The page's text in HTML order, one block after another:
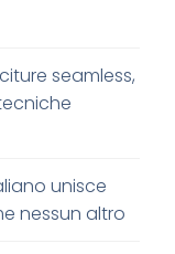
seamless,
unisce
nessun altro